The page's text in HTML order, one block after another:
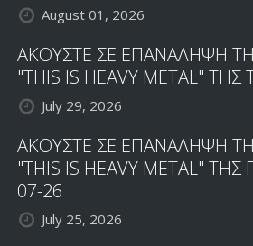
August 01, 2026
ΑΚΟΥΣΤΕ ΣΕ ΕΠΑΝΑΛΗΨΗ
"THIS IS HEAVY METAL" ΤΗΣ
July 29, 2026
ΑΚΟΥΣΤΕ ΣΕ ΕΠΑΝΑΛΗΨΗ
"THIS IS HEAVY METAL"
07-26
July 25, 2026